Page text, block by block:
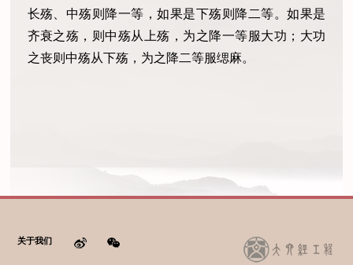
长殇、中殇则降一等，如果是下殇则降二等。如果是
齐衰之殇，则中殇从上殇，为之降一等服大功；大功
之丧则中殇从下殇，为之降二等服缌麻。
关于我们